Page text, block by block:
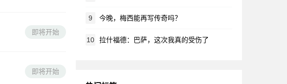
即将开始
即将开始
9 今晚，梅西能再写传奇吗？
10 拉什福德：巴萨，这次我真的受伤了